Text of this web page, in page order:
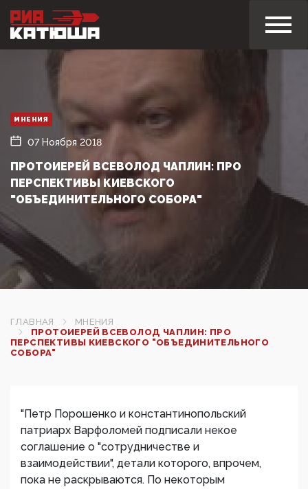
МНЕНИЯ
07 Ноября 2018
ПРОТОИЕРЕЙ ВСЕВОЛОД ЧАПЛИН: ПРО
ПЕРСПЕКТИВЫ КИЕВСКОГО
"ОБЪЕДИНИТЕЛЬНОГО СОБОРА"
ГЛАВНАЯ
МНЕНИЯ
ПРОТОИЕРЕЙ ВСЕВОЛОД ЧАПЛИН: ПРО
ПЕРСПЕКТИВЫ КИЕВСКОГО "ОБЪЕДИНИТЕЛЬНОГО
СОБОРА"
"Петр Порошенко и константинопольский
патриарх Варфоломей подписали некое
соглашение о "сотрудничестве и
взаимодействии", детали которого, впрочем,
пока не раскрываются. По некоторым